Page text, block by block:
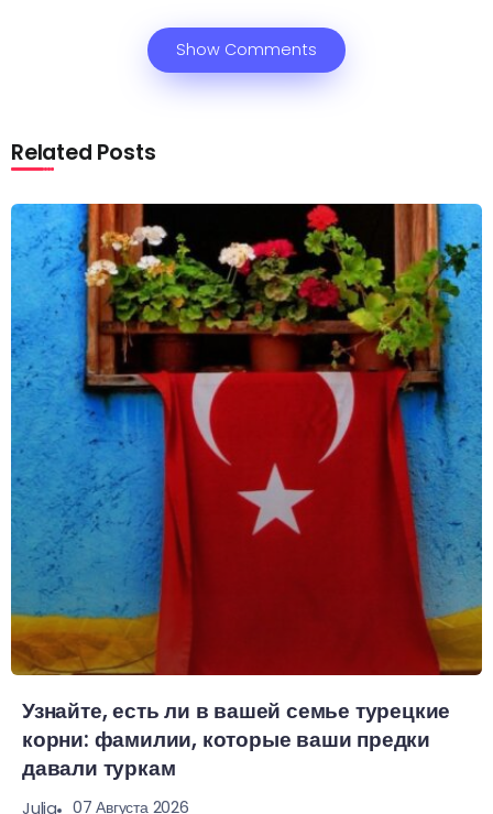
Show Comments
Related Posts
Узнайте, есть ли в вашей семье турецкие
корни: фамилии, которые ваши предки
давали туркам
Julia 07 Августа 2026